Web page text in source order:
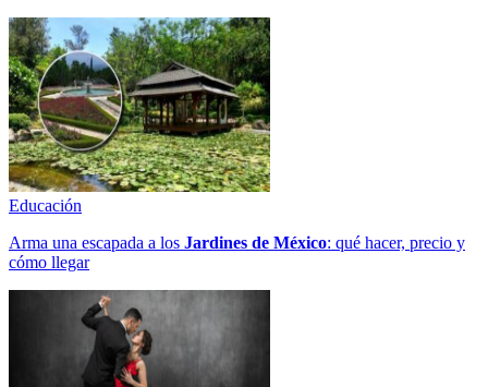
Educación
Arma una escapada a los Jardines de México: qué hacer, precio y
cómo llegar